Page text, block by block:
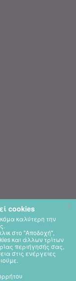
continue using our
all cookies on this
cookies
καλύτερη την
στο "Αποδοχή",
και άλλων τρίτων
περιήγησής σας,
στις ενέργειες
x